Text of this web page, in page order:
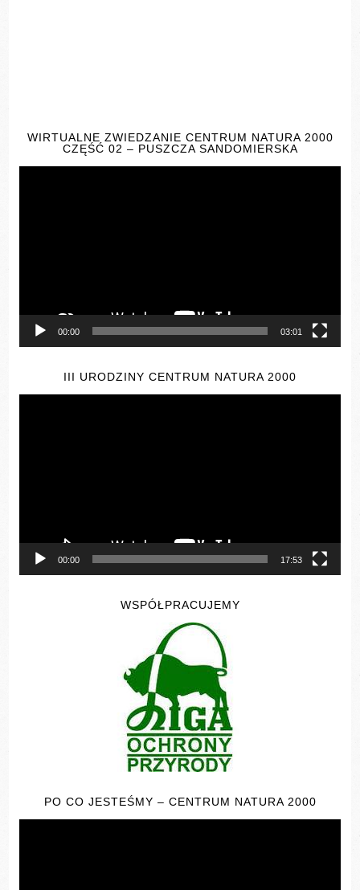
WIRTUALNE ZWIEDZANIE CENTRUM NATURA 2000
CZĘŚĆ 02 – PUSZCZA SANDOMIERSKA
00:00 03:01
III URODZINY CENTRUM NATURA 2000
00:00 17:53
WSPÓŁPRACUJEMY
PO CO JESTEŚMY – CENTRUM NATURA 2000